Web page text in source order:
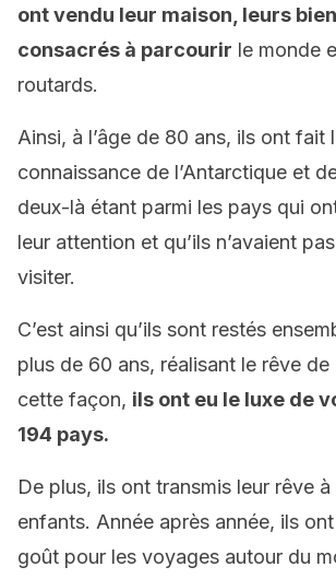
ont vendu leur maison, leurs
consacrés à parcourir le monde
routards.
Ainsi, à l’âge de 80 ans, ils ont fait
connaissance de l’Antarctique et de
deux-là étant parmi les pays qui
leur attention et qu’ils n’avaient
visiter.
C’est ainsi qu’ils sont restés
plus de 60 ans, réalisant le rêve de
cette façon, ils ont eu le luxe de
194 pays.
De plus, ils ont transmis leur rêve
enfants. Année après année, ils
goût pour les voyages autour du